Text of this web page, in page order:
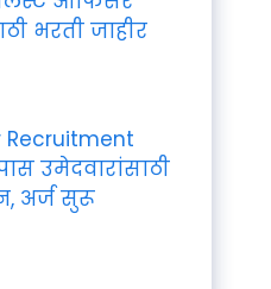
भरती जाहीर
Recruitment
उमेदवारांसाठी
अर्ज सुरू